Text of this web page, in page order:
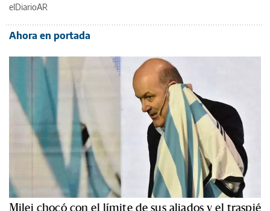
elDiarioAR
Ahora en portada
Milei chocó con el límite de sus aliados y el traspié